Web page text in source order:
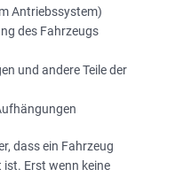
Antriebssystem)
des Fahrzeugs
und andere Teile der
dass ein Fahrzeug
Erst wenn keine